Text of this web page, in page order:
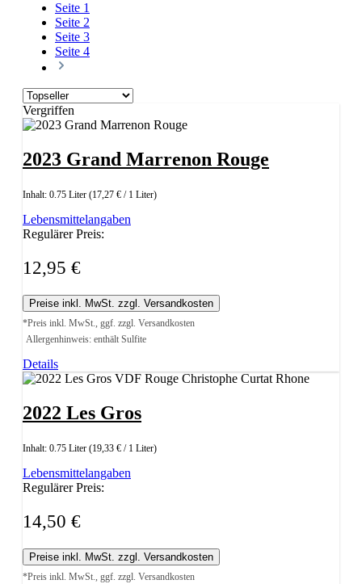
Seite 1
Seite 2
Seite 3
Seite 4
Vergriffen
2023 Grand Marrenon Rouge
Inhalt: 0.75 Liter (17,27 € / 1 Liter)
Lebensmittelangaben
Regulärer Preis:
12,95 €
Preise inkl. MwSt. zzgl. Versandkosten
*Preis inkl. MwSt., ggf. zzgl. Versandkosten
Allergenhinweis: enthält Sulfite
Details
2022 Les Gros
Inhalt: 0.75 Liter (19,33 € / 1 Liter)
Lebensmittelangaben
Regulärer Preis:
14,50 €
Preise inkl. MwSt. zzgl. Versandkosten
*Preis inkl. MwSt., ggf. zzgl. Versandkosten